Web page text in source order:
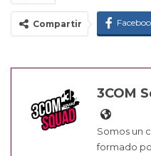
Compartir
3COM
Somos un
formado